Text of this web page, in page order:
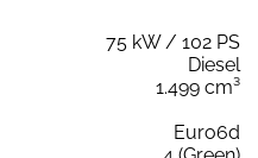
75 kW / 102 PS
Diesel
1.499 cm³
Euro6d